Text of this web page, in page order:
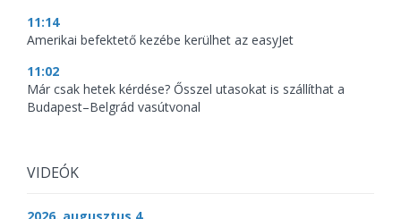
11:14
Amerikai befektető kezébe kerülhet az easyJet
11:02
Már csak hetek kérdése? Ősszel utasokat is szállíthat a
Budapest–Belgrád vasútvonal
VIDEÓK
2026. augusztus 4.